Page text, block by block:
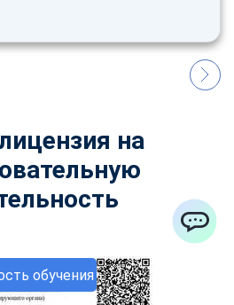
обучения
на